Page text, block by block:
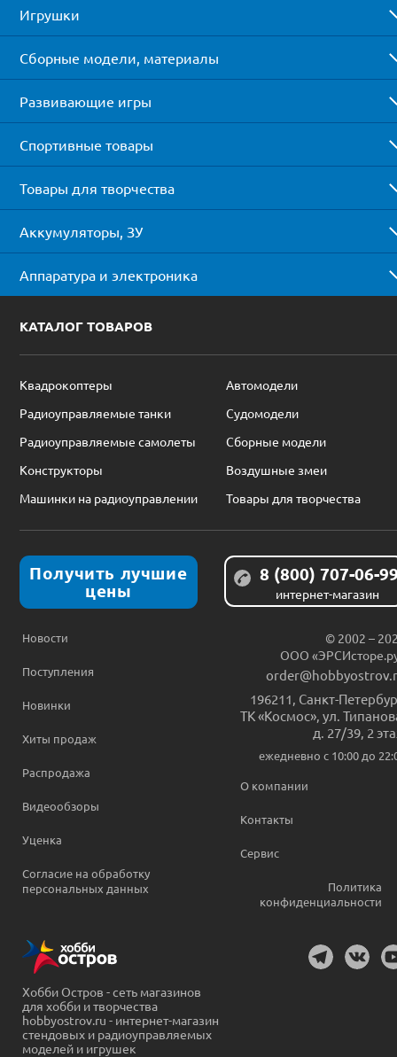
Игрушки
Сборные модели, материалы
Развивающие игры
Спортивные товары
Товары для творчества
Аккумуляторы, ЗУ
Аппаратура и электроника
КАТАЛОГ ТОВАРОВ
Квадрокоптеры
Автомодели
Радиоуправляемые танки
Судомодели
Радиоуправляемые самолеты
Сборные модели
Конструкторы
Воздушные змеи
Машинки на радиоуправлении
Товары для творчества
Получить лучшие
цены
8 (800) 707-06-
интернет-магазин
Новости
Поступления
Новинки
Хиты продаж
Распродажа
Видеообзоры
Уценка
Согласие на обработку
персональных данных
© 2002 –
ООО
196211, Санкт-
ТК «Космос», ул.
д. 27/39, 2
ежедневно c 10:00 до
О компании
Контакты
Сервис
Политика
конфиденциальности
Хобби Остров - сеть магазинов
для хобби и творчества
hobbyostrov.ru - интернет-магазин
стендовых и радиоуправляемых
моделей и игрушек